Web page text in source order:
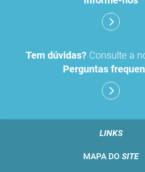
Tem dúvidas? Consulte a
Perguntas
LINKS
MAPA DO SITE